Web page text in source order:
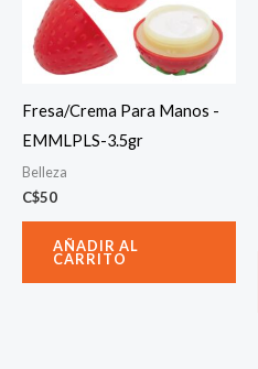
Fresa/Crema Para Manos -
EMMLPLS-3.5gr
Belleza
C$50
AÑADIR AL
CARRITO